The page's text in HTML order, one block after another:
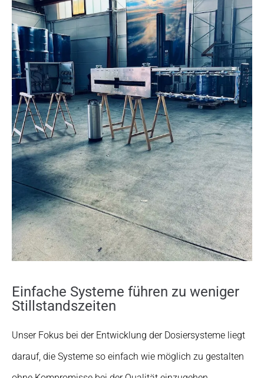
Einfache Systeme führen zu weniger
Stillstandszeiten
Unser Fokus bei der Entwicklung der Dosiersysteme liegt
darauf, die Systeme so einfach wie möglich zu gestalten